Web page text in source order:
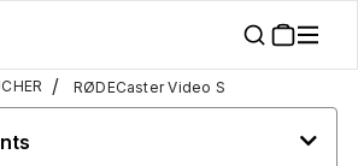
/ RØDECaster Video S